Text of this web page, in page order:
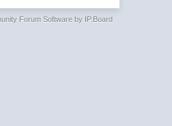
Forum Software by IP.Board